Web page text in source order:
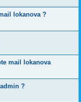
lokanova ?
mail lokanova
?